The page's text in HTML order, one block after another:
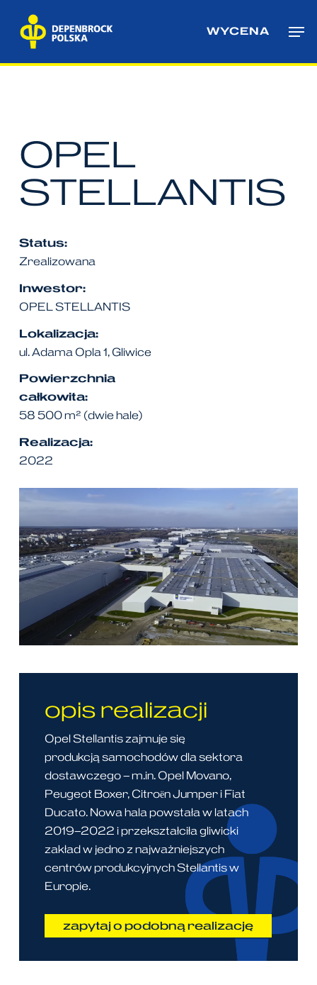
content
WYCENA
OPEL
STELLANTIS
Status:
Zrealizowana
Inwestor:
OPEL STELLANTIS
Lokalizacja:
ul. Adama Opla 1, Gliwice
Powierzchnia
całkowita:
58 500 m² (dwiehale)
Realizacja:
2022
opis realizacji
Opel Stellantis zajmuje się
produkcjąsamochodówdlasektora
dostawczego– m.in. Opel Movano,
Peugeot Boxer, Citroën Jumper iFiat
Ducato. Nowahalapowstaław latach
2019–2022 iprzekształciłagliwicki
zakładw jednoznajważniejszych
centrówprodukcyjnychStellantis w
Europie.
zapytaj o podobną realizację